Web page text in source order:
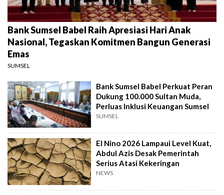
Bank Sumsel Babel Raih Apresiasi Hari Anak
Nasional, Tegaskan Komitmen Bangun Generasi
Emas
SUMSEL
Bank Sumsel Babel Perkuat Peran
Dukung 100.000 Sultan Muda,
Perluas Inklusi Keuangan Sumsel
SUMSEL
El Nino 2026 Lampaui Level Kuat,
Abdul Azis Desak Pemerintah
Serius Atasi Kekeringan
NEWS